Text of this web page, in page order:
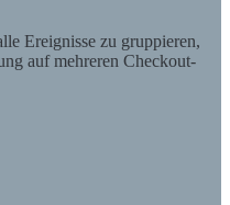
Ereignisse zu gruppieren,
auf mehreren Checkout-